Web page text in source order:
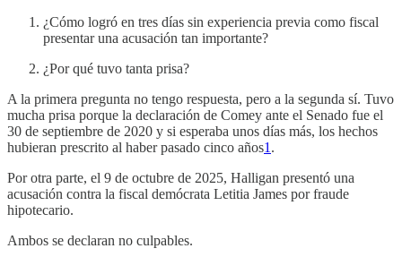
¿Cómo logró en tres días sin experiencia previa como fiscal
presentar una acusación tan importante?
¿Por qué tuvo tanta prisa?
A la primera pregunta no tengo respuesta, pero a la segunda sí. Tuvo
mucha prisa porque la declaración de Comey ante el Senado fue el
30 de septiembre de 2020 y si esperaba unos días más, los hechos
hubieran prescrito al haber pasado cinco años1 .
Por otra parte, el 9 de octubre de 2025, Halligan presentó una
acusación contra la fiscal demócrata Letitia James por fraude
hipotecario.
Ambos se declaran no culpables.